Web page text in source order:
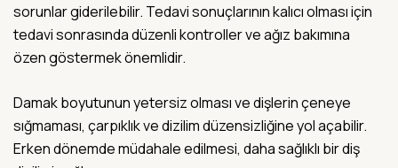
sorunlar giderilebilir. Tedavi sonuçlarının kalıcı olması için
tedavi sonrasında düzenli kontroller ve ağız bakımına
özen göstermek önemlidir.
Damak boyutunun yetersiz olması ve dişlerin çeneye
sığmaması, çarpıklık ve dizilim düzensizliğine yol açabilir.
Erken dönemde müdahale edilmesi, daha sağlıklı bir diş